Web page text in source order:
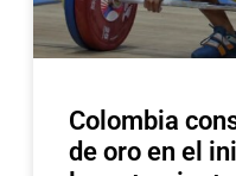
Colombia
de oro en el